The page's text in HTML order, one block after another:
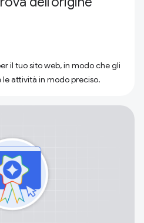
il tuo sito web, in modo che gli
attività in modo preciso.